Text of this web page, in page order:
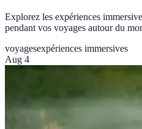
Explorez les expériences
pendant vos voyages autour du
voyagesexpériences immersives
Aug 4